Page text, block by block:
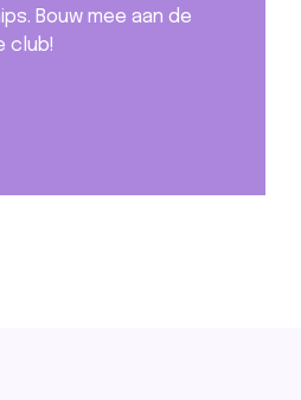
Bouw mee aan de
club!